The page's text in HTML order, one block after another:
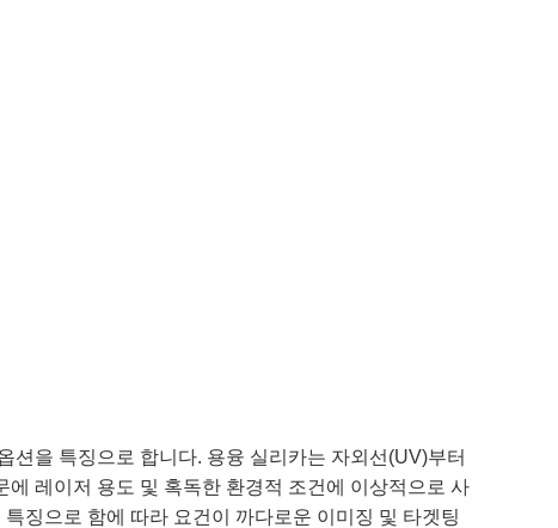
을 특징으로 합니다. 용융 실리카는 자외선(UV)부터
레이저 용도 및 혹독한 환경적 조건에 이상적으로 사
징으로 함에 따라 요건이 까다로운 이미징 및 타겟팅